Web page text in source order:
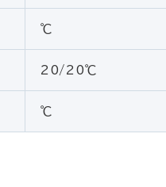
℃
20/20℃
℃